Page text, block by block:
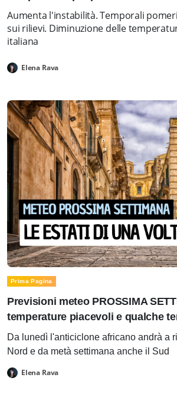
Aumenta l'instabilità. Temporali
sui rilievi. Diminuzione delle
italiana
Elena Rava
Prima Pagina
Previsioni meteo PROSSIMA
temperature piacevoli e qualche
Da lunedì l'anticiclone africano andrà a
Nord e da metà settimana anche il Sud
Elena Rava